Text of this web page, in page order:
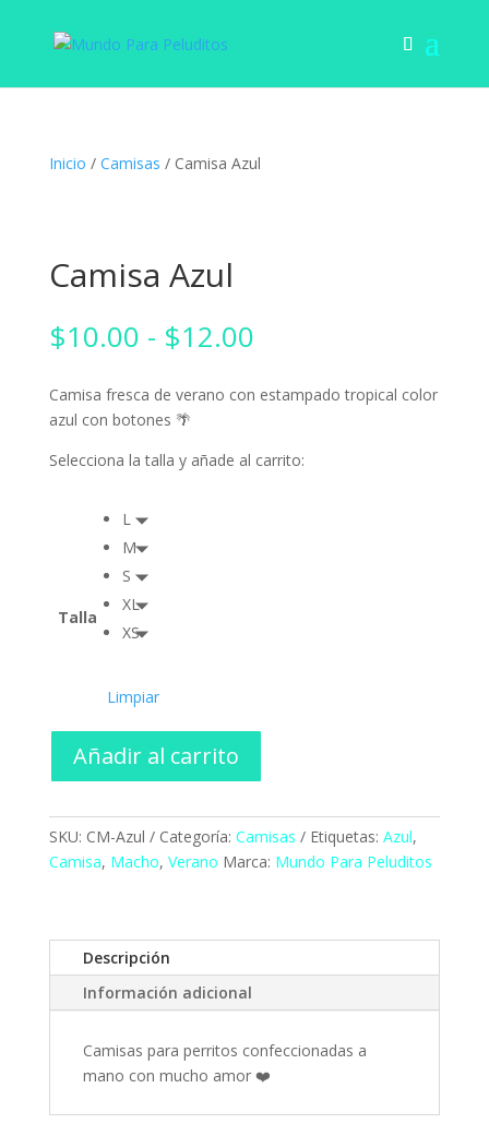
Inicio / Camisas / Camisa Azul
Camisa Azul
$10.00 - $12.00Rango
precios:
desde
hasta
Camisa fresca de verano con estampado tropical color
azul con botones 🌴
Selecciona la talla y añade al carrito:
Talla
L
M
S
XL
XS
Limpiar
Añadir al carrito
SKU: CM-Azul Categoría: Camisas Etiquetas: Azul,
Camisa, Macho, Verano Marca: Mundo Para Peluditos
Descripción
Información adicional
Camisas para perritos confeccionadas a
mano con mucho amor ❤️